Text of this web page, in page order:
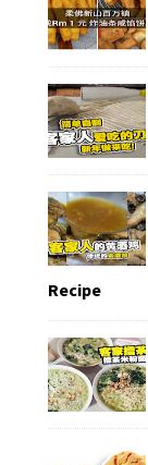
Recipe